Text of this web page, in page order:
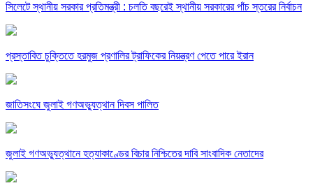
সিলেটে স্থানীয় সরকার প্রতিমন্ত্রী : চলতি বছরেই স্থানীয় সরকারের পাঁচ স্তরের নির্বাচন
প্রস্তাবিত চুক্তিতে হরমুজ প্রণালির ট্রাফিকের নিয়ন্ত্রণ পেতে পারে ইরান
জাতিসংঘে জুলাই গণঅভ্যুত্থান দিবস পালিত
জুলাই গণঅভ্যুত্থানে হত্যাকাণ্ডের বিচার নিশ্চিতের দাবি সাংবাদিক নেতাদের